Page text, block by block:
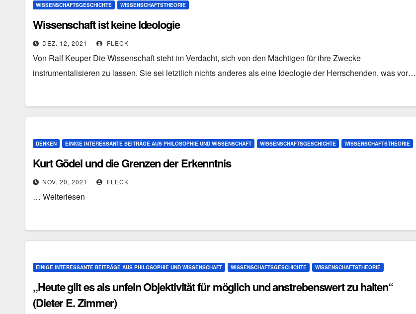
WISSENSCHAFTSGESCHICHTE WISSENSCHAFTSTHEORIE
Wissenschaft ist keine Ideologie
DEZ. 12, 2021 FLECK
Von Ralf Keuper Die Wissenschaft steht im Verdacht, sich von den Mächtigen für ihre Zwecke
instrumentalisieren zu lassen. Sie sei letztlich nichts anderes als eine Ideologie der Herrschenden, was vor…
DENKEN EINIGE INTERESSANTE BEITRÄGE AUS PHILOSOPHIE UND WISSENSCHAFT WISSENSCHAFTSGESCHICHTE WISSENSCHAFTSTHEORIE
Kurt Gödel und die Grenzen der Erkenntnis
NOV. 20, 2021 FLECK
… Weiterlesen
EINIGE INTERESSANTE BEITRÄGE AUS PHILOSOPHIE UND WISSENSCHAFT WISSENSCHAFTSGESCHICHTE WISSENSCHAFTSTHEORIE
„Heute gilt es als unfein Objektivität für möglich und anstrebenswert zu halten“
(Dieter E. Zimmer)